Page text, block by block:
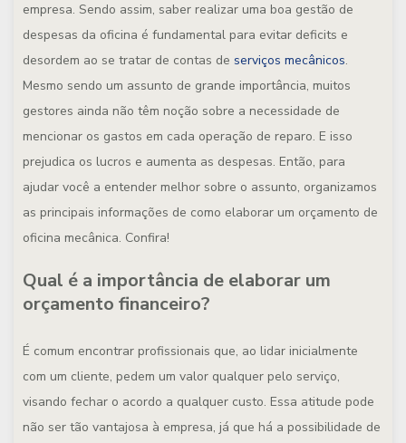
empresa. Sendo assim, saber realizar uma boa gestão de
despesas da oficina é fundamental para evitar deficits e
desordem ao se tratar de contas de serviços mecânicos.
Mesmo sendo um assunto de grande importância, muitos
gestores ainda não têm noção sobre a necessidade de
mencionar os gastos em cada operação de reparo. E isso
prejudica os lucros e aumenta as despesas. Então, para
ajudar você a entender melhor sobre o assunto, organizamos
as principais informações de como elaborar um orçamento de
oficina mecânica. Confira!
Qual é a importância de elaborar um
orçamento financeiro?
É comum encontrar profissionais que, ao lidar inicialmente
com um cliente, pedem um valor qualquer pelo serviço,
visando fechar o acordo a qualquer custo. Essa atitude pode
não ser tão vantajosa à empresa, já que há a possibilidade de